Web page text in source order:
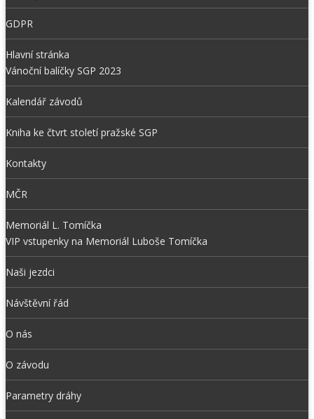
GDPR
Hlavní stránka
Vánoční balíčky SGP 2023
Kalendář závodů
Kniha ke čtvrt století pražské SGP
Kontakty
MČR
Memoriál L. Tomíčka
VIP vstupenky na Memoriál Luboše Tomíčka
Naši jezdci
Návštěvní řád
O nás
O závodu
Parametry dráhy